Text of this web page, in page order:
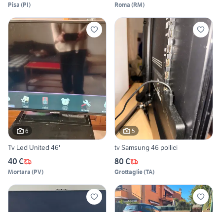
Pisa (PI) Roma (RM)
6
Tv Led United 46'
40 €
Mortara (PV)
5
tv Samsung 46 pollici
80 €
Grottaglie(TA)